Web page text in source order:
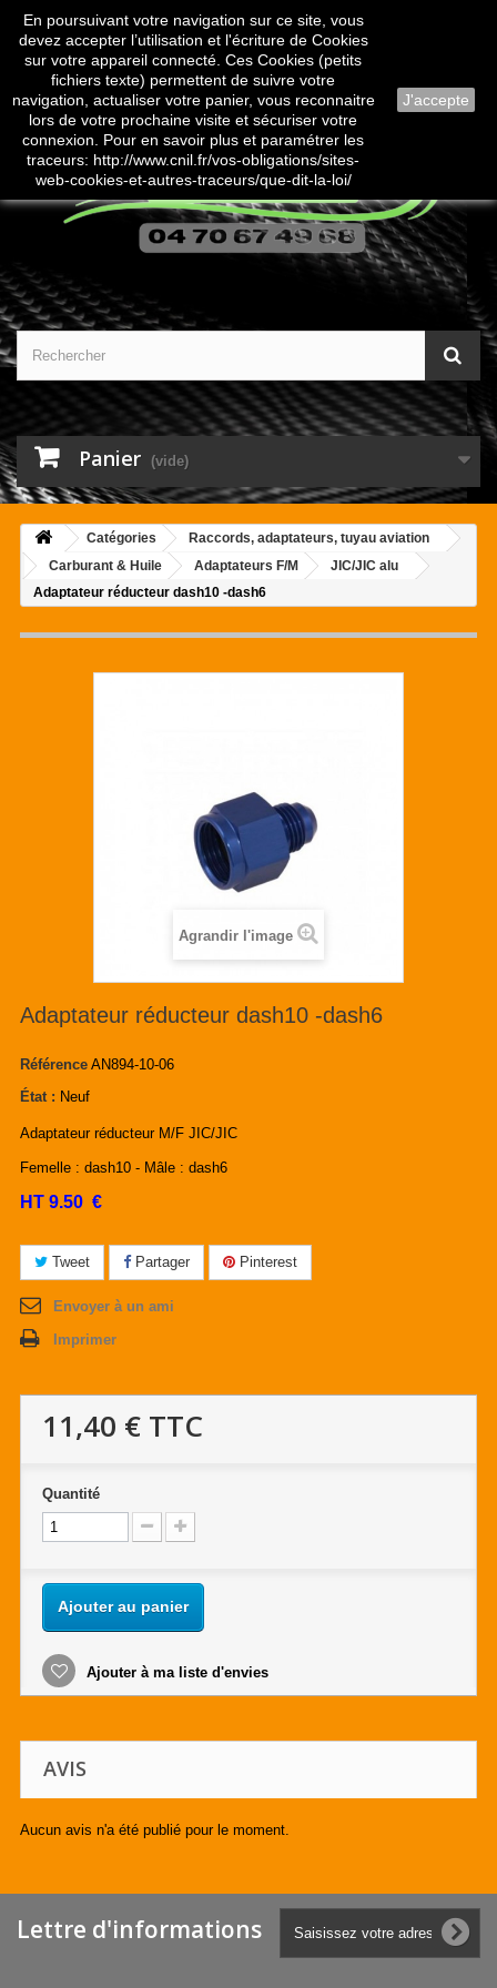
Contactez-nous
Panier (vide)
Catégories
Raccords, adaptateurs, tuyau aviation
Carburant & Huile
Adaptateurs F/M
JIC/JIC alu
Adaptateur réducteur dash10 -dash6
Agrandir l'image
Adaptateur réducteur dash10 -dash6
Référence AN894-10-06
État : Neuf
Adaptateur réducteur M/F JIC/JIC
Femelle : dash10 - Mâle : dash6
HT 9.50 €
Tweet Partager Pinterest
Envoyer à un ami
Imprimer
11,40 € TTC
Quantité
Ajouter au panier
Ajouter à ma liste d'envies
AVIS
Aucun avis n'a été publié pour le moment.
Lettre d'informations
En poursuivant votre navigation sur ce site, vous
devez accepter l’utilisation et l'écriture de Cookies
sur votre appareil connecté. Ces Cookies (petits
fichiers texte) permettent de suivre votre
navigation, actualiser votre panier, vous reconnaitre
lors de votre prochaine visite et sécuriser votre
connexion. Pour en savoir plus et paramétrer les
traceurs: http://www.cnil.fr/vos-obligations/sites-
web-cookies-et-autres-traceurs/que-dit-la-loi/
J'accepte